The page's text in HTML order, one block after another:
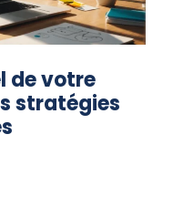
de votre
stratégies